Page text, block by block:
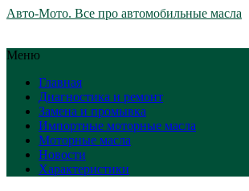
Авто-Мото. Все про автомобильные масла
Меню
Главная
Диагностика и ремонт
Замена и промывка
Импортные моторные масла
Моторные масла
Новости
Характеристики